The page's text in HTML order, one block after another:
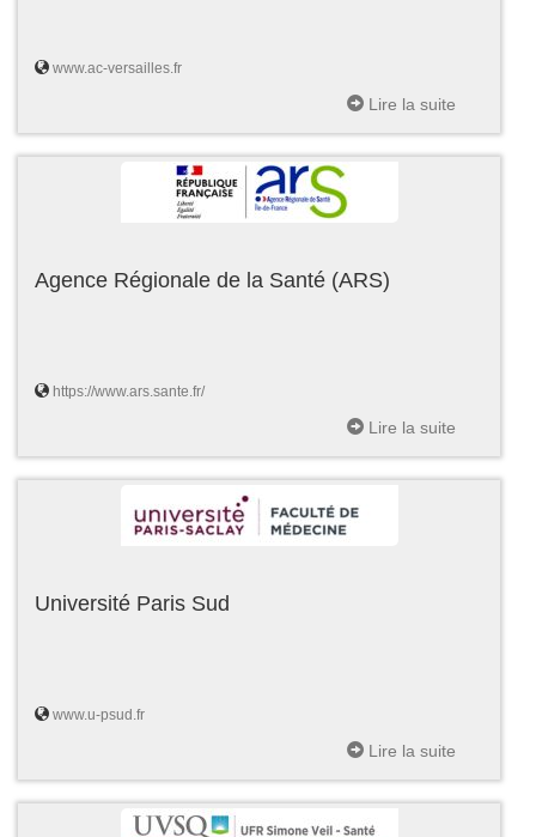
www.ac-versailles.fr
Lire la suite
Agence Régionale de la Santé (ARS)
https://www.ars.sante.fr/
Lire la suite
Université Paris Sud
www.u-psud.fr
Lire la suite